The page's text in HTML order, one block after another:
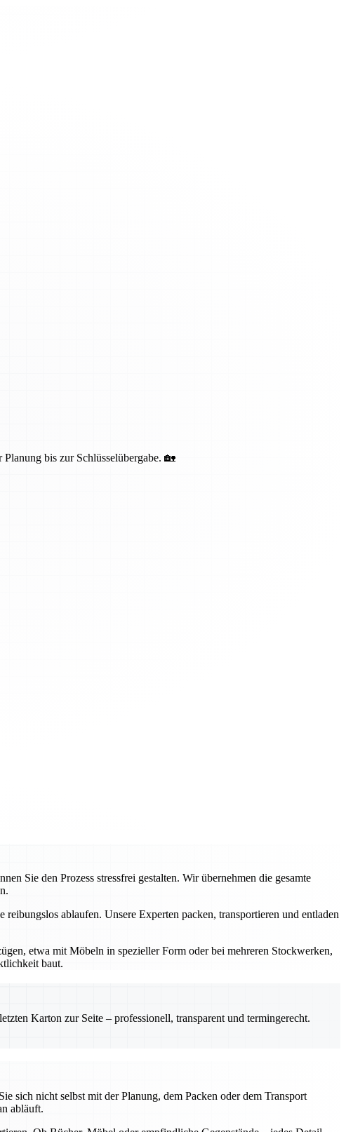
bis zur Schlüsselübergabe. 🏡
Sie den Prozess stressfrei gestalten. Wir übernehmen die gesamte
ablaufen. Unsere Experten packen, transportieren und entladen
etwa mit Möbeln in spezieller Form oder bei mehreren Stockwerken,
baut.
Karton zur Seite – professionell, transparent und termingerecht.
sich nicht selbst mit der Planung, dem Packen oder dem Transport
abläuft.